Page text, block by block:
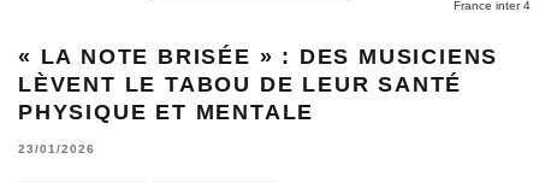
France inter 4
« LA NOTE BRISÉE » : DES MUSICIENS
LÈVENT LE TABOU DE LEUR SANTÉ
PHYSIQUE ET MENTALE
23/01/2026